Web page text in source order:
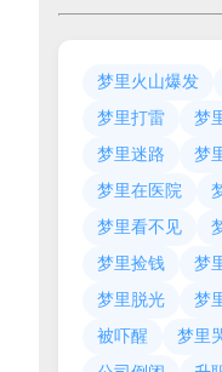
梦里火山爆发
梦里打雷
梦
梦里迷路
梦
梦里在医院
梦里看不见
梦里捡钱
梦
梦里脱光
梦
被吓醒
梦里